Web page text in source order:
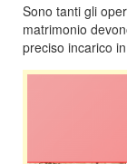
Sono tanti gli
matrimonio
preciso incarico